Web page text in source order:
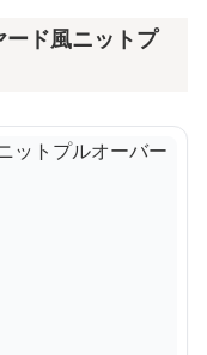
ド風ニットプ